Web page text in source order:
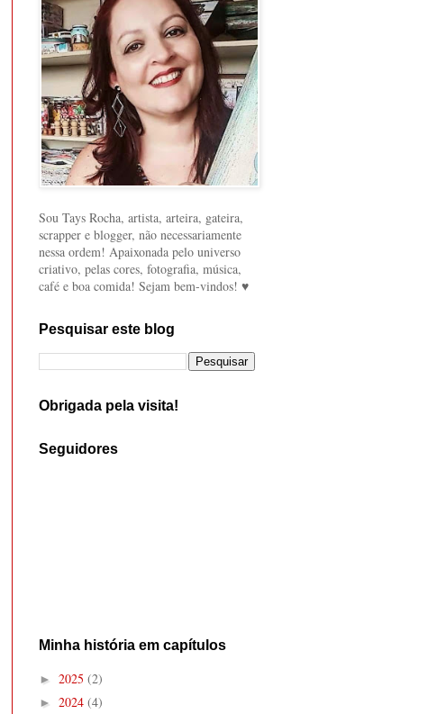
Sou Tays Rocha, artista, arteira, gateira,
scrapper e blogger, não necessariamente
nessa ordem! Apaixonada pelo universo
criativo, pelas cores, fotografia, música,
café e boa comida! Sejam bem-vindos! ♥
Pesquisar este blog
Obrigada pela visita!
Seguidores
Minha história em capítulos
► 2025 (2)
► 2024 (4)